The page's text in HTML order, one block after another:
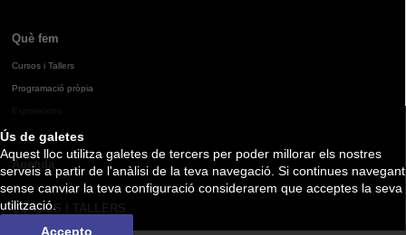
Ús de galetes
Aquest lloc utilitza galetes de tercers per poder millorar els nostres
serveis a partir de l'anàlisi de la teva navegació. Si continues navegant
sense canviar la teva configuració considerarem que acceptes la seva
utilització.
Accepto
Què fem
Cursos i Tallers
Programació pròpia
Agenda
CURSOS I TALLERS